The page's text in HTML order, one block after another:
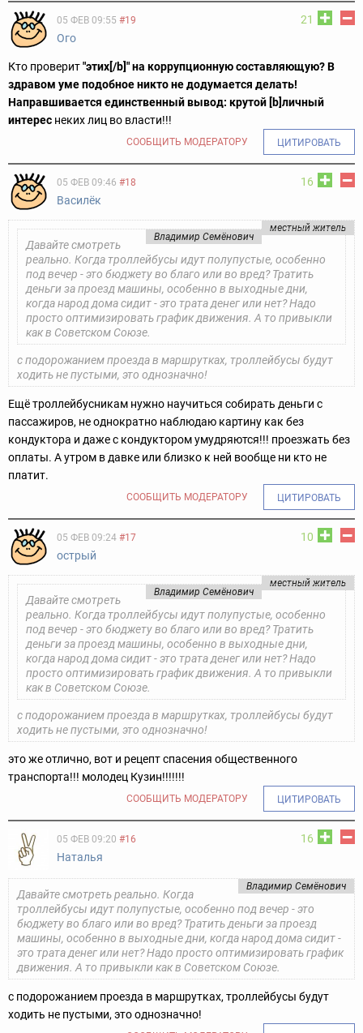
21
05 ФЕВ 09:55 #19
Ого
Кто проверит"этих[/b]" на коррупционную составляющую? В
здравом уме подобное никто не додумается делать!
Направшивается единственный вывод: крутой [b]личный
интерес неких лиц во власти!!!
СООБЩИТЬ МОДЕРАТОРУ ЦИТИРОВАТЬ
16
05 ФЕВ 09:46 #18
Василёк
местный житель
Владимир Семёнович
Давайте смотреть
реально. Когда троллейбусы идут полупустые, особенно
под вечер - это бюджету во благо или во вред? Тратить
деньги за проезд машины, особенно в выходные дни,
когда народ дома сидит - это трата денег или нет? Надо
просто оптимизировать график движения. А то привыкли
как в Советском Союзе.
с подорожанием проезда в маршрутках, троллейбусы будут
ходить не пустыми, это однозначно!
Ещё троллейбусникам нужно научиться собирать деньги с
пассажиров, не однократно наблюдаю картину как без
кондуктора и даже с кондуктором умудряются!!! проезжать без
оплаты. А утром в давке или близко к ней вообще ни кто не
платит.
СООБЩИТЬ МОДЕРАТОРУ ЦИТИРОВАТЬ
10
05 ФЕВ 09:24 #17
острый
местный житель
Владимир Семёнович
Давайте смотреть
реально. Когда троллейбусы идут полупустые, особенно
под вечер - это бюджету во благо или во вред? Тратить
деньги за проезд машины, особенно в выходные дни,
когда народ дома сидит - это трата денег или нет? Надо
просто оптимизировать график движения. А то привыкли
как в Советском Союзе.
с подорожанием проезда в маршрутках, троллейбусы будут
ходить не пустыми, это однозначно!
это же отлично, вот и рецепт спасения общественного
транспорта!!! молодец Кузин!!!!!!!
СООБЩИТЬ МОДЕРАТОРУ ЦИТИРОВАТЬ
16
05 ФЕВ 09:20 #16
Наталья
Владимир Семёнович
Давайте смотреть реально. Когда
троллейбусы идут полупустые, особенно под вечер - это
бюджету во благо или во вред? Тратить деньги за проезд
машины, особенно в выходные дни, когда народ дома сидит -
это трата денег или нет? Надо просто оптимизировать график
движения. А то привыкли как в Советском Союзе.
с подорожанием проезда в маршрутках, троллейбусы будут
ходить не пустыми, это однозначно!